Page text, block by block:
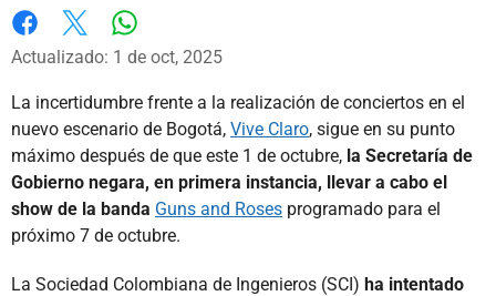
Facebook
X
Actualizado: 1 de oct, 2025
La incertidumbre frente a la realización de conciertos en el
nuevo escenario de Bogotá, Vive Claro, sigue en su punto
máximo después de que este 1 de octubre, la Secretaría de
Gobierno negara, en primera instancia, llevar a cabo el
show de la banda Guns and Roses programado para el
próximo 7 de octubre.
La Sociedad Colombiana de Ingenieros (SCI) ha intentado